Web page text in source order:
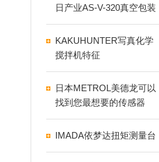
日产业AS-V-320真空包装
机
KAKUHUNTER写真化学
搅拌机特征
日本METROL美德龙可以
找到您最想要的传感器
IMADA依梦达扭矩测量台